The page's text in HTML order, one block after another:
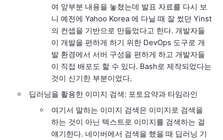
여 앞부분 내용을 놓쳤는데 발표 자료를 다시 보
니 예전에 Yahoo Korea 에 다닐 때 잘 썼던 Yinst
의 컨셉을 기반으로 만들었다고 한다. 개발자들
이 개발을 편하게 하기 위한 DevOps 도구로 개
발 환경에서 서버 구성을 편하게 하고 개발자들
이 직접 배포도 할 수 있다. Bash로 제작되었다는
것이 신기한 부분이었다.
딥러닝을 활용한 이미지 검색: 포토요약과 타임라인
여기서 말하는 이미지 검색은 이미지로 검색을
하는 것이 아닌 텍스트로 이미지를 검색하는 걸
얘기한다. 네이버에서 검색을 했을 때 딥러닝 기